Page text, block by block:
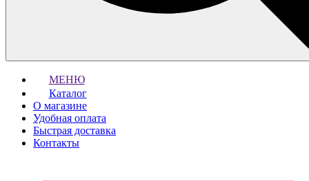
МЕНЮ
Каталог
О магазине
Удобная оплата
Быстрая доставка
Контакты